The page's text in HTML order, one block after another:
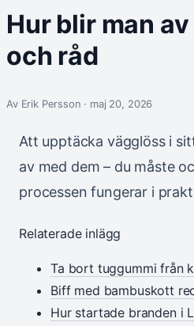
Hur blir man
och råd
Av Erik Persson · maj 20, 2026
Att upptäcka vägglöss i
av med dem – du måste
processen fungerar i
Relaterade inlägg
Ta bort tuggummi från
Biff med bambuskott
Hur startade branden i